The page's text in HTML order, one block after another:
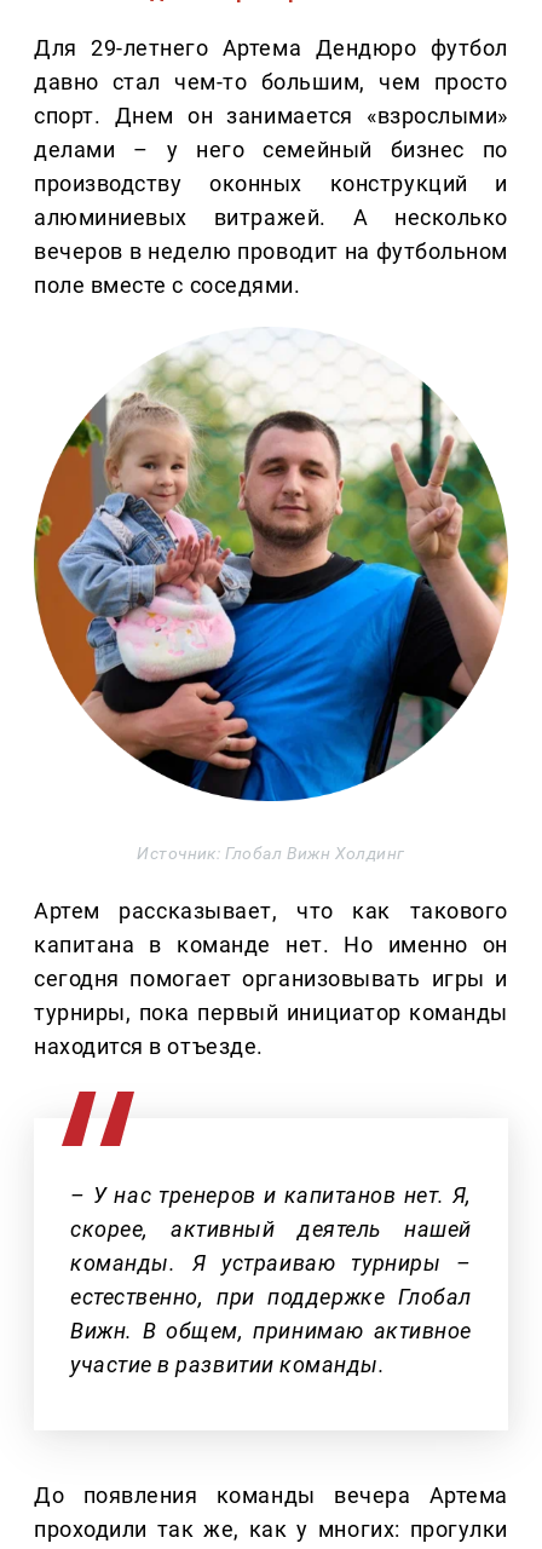
Для 29-летнего Артема Дендюро футбол
давно стал чем-то большим, чем просто
спорт. Днем он занимается «взрослыми»
делами – у него семейный бизнес по
производству оконных конструкций и
алюминиевых витражей. А несколько
вечеров в неделю проводит на футбольном
поле вместе с соседями.
Источник: Глобал Вижн Холдинг
Артем рассказывает, что как такового
капитана в команде нет. Но именно он
сегодня помогает организовывать игры и
турниры, пока первый инициатор команды
находится в отъезде.
– У нас тренеров и капитанов нет. Я,
скорее, активный деятель нашей
команды. Я устраиваю турниры –
естественно, при поддержке Глобал
Вижн. В общем, принимаю активное
участие в развитии команды.
До появления команды вечера Артема
проходили так же, как у многих: прогулки